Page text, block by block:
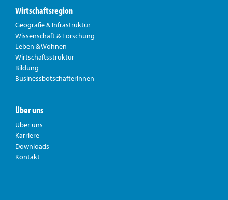
Wirtschaftsregion
Geografie & Infrastruktur
Wissenschaft & Forschung
Leben & Wohnen
Wirtschaftsstruktur
Bildung
BusinessbotschafterInnen
Über uns
Über uns
Karriere
Downloads
Kontakt